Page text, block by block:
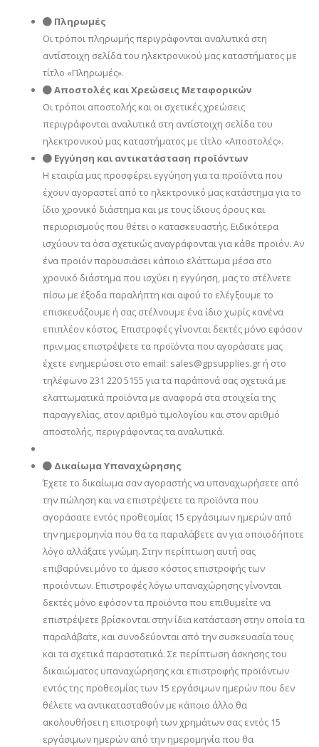
Πληρωμές
Οι τρόποι πληρωμής περιγράφονται αναλυτικά στη
αντίστοιχη σελίδα του ηλεκτρονικού μας καταστήματος με
τίτλο «Πληρωμές».
Αποστολές και Χρεώσεις Μεταφορικών
Οι τρόποι αποστολής και οι σχετικές χρεώσεις
περιγράφονται αναλυτικά στη αντίστοιχη σελίδα του
ηλεκτρονικού μας καταστήματος με τίτλο «Αποστολές».
Εγγύηση και αντικατάσταση προϊόντων
Η εταιρία μας προσφέρει εγγύηση για τα προϊόντα που
έχουν αγοραστεί από το ηλεκτρονικό μας κατάστημα για το
ίδιο χρονικό διάστημα και με τους ίδιους όρους και
περιορισμούς που θέτει ο κατασκευαστής. Ειδικότερα
ισχύουν τα όσα σχετικώς αναγράφονται για κάθε προϊόν. Αν
ένα προϊόν παρουσιάσει κάποιο ελάττωμα μέσα στο
χρονικό διάστημα που ισχύει η εγγύηση, μας το στέλνετε
πίσω με έξοδα παραλήπτη και αφού το ελέγξουμε το
επισκευάζουμε ή σας στέλνουμε ένα ίδιο χωρίς κανένα
επιπλέον κόστος. Επιστροφές γίνονται δεκτές μόνο εφόσον
πριν μας επιστρέψετε τα προϊόντα που αγοράσατε μας
έχετε ενημερώσει στο email: sales@gpsupplies.gr ή στο
τηλέφωνο 231 220 5155 για τα παράπονά σας σχετικά με
ελαττωματικά προϊόντα με αναφορά στα στοιχεία της
παραγγελίας, στον αριθμό τιμολογίου και στον αριθμό
αποστολής, περιγράφοντας τα αναλυτικά.
Δικαίωμα Υπαναχώρησης
Έχετε το δικαίωμα σαν αγοραστής να υπαναχωρήσετε από
την πώληση και να επιστρέψετε τα προϊόντα που
αγοράσατε εντός προθεσμίας 15 εργάσιμων ημερών από
την ημερομηνία που θα τα παραλάβετε αν για οποιοδήποτε
λόγο αλλάξατε γνώμη. Στην περίπτωση αυτή σας
επιβαρύνει μόνο το άμεσο κόστος επιστροφής των
προϊόντων. Επιστροφές λόγω υπαναχώρησης γίνονται
δεκτές μόνο εφόσον τα προϊόντα που επιθυμείτε να
επιστρέψετε βρίσκονται στην ίδια κατάσταση στην οποία τα
παραλάβατε, και συνοδεύονται από την συσκευασία τους
και τα σχετικά παραστατικά. Σε περίπτωση άσκησης του
δικαιώματος υπαναχώρησης και επιστροφής προϊόντων
εντός της προθεσμίας των 15 εργάσιμων ημερών που δεν
θέλετε να αντικατασταθούν με κάποιο άλλο θα
ακολουθήσει η επιστροφή των χρημάτων σας εντός 15
εργάσιμων ημερών από την ημερομηνία που θα